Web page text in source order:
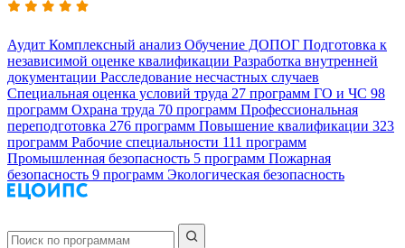
Аудит Комплексный анализ Обучение ДОПОГ Подготовка к
независимой оценке квалификации Разработка внутренней
документации Расследование несчастных случаев
Специальная оценка условий труда 27 программ ГО и ЧС 98
программ Охрана труда 70 программ Профессиональная
переподготовка 276 программ Повышение квалификации 323
программ Рабочие специальности 111 программ
Промышленная безопасность 5 программ Пожарная
безопасность 9 программ Экологическая безопасность